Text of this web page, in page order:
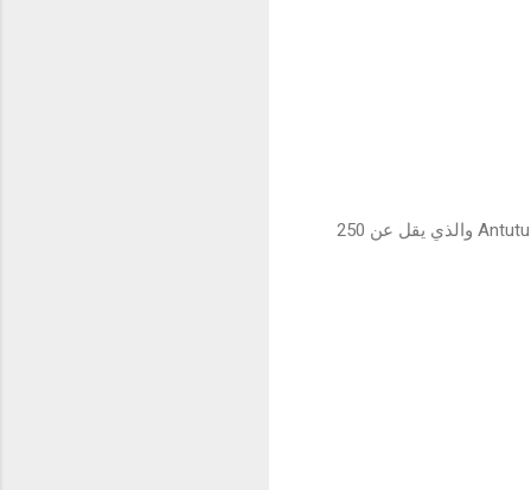
من أهم نقاط قوة جهاز realme 9PRO الهاتف الذكي الوحيد الحاصل على 400 ألف نقطة من قبل Antutu Score والذي يقل عن 250